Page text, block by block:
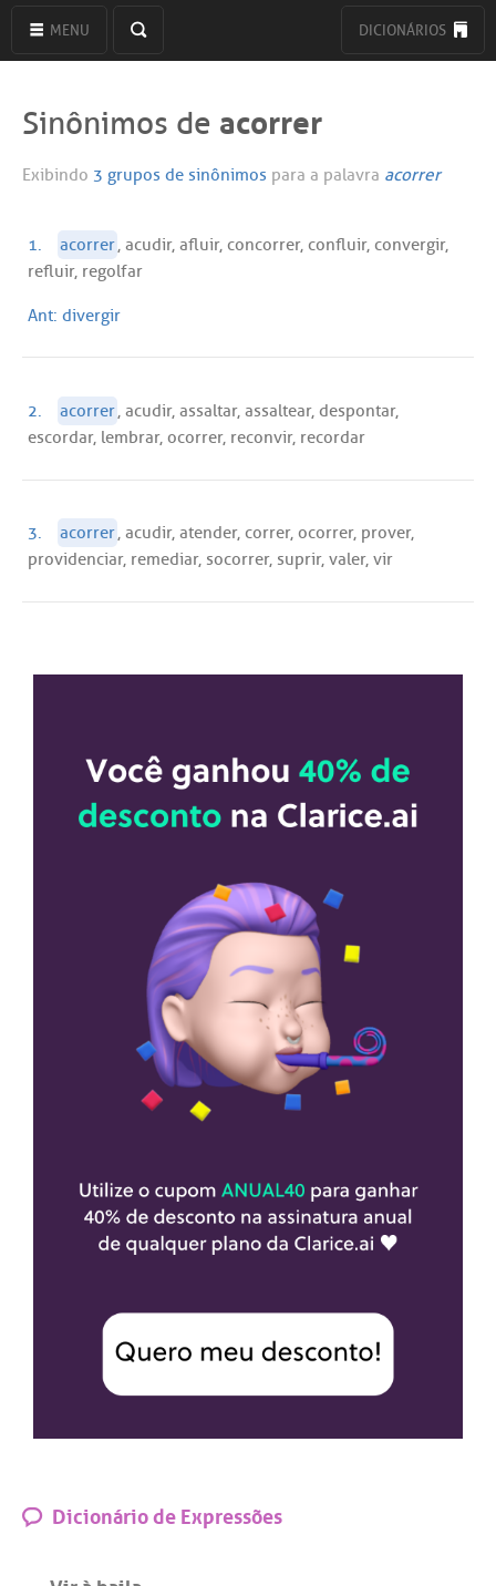
MENU DICIONÁRIOS
Sinônimos de acorrer
Exibindo 3 grupos de sinônimos para a palavra acorrer
1. acorrer, acudir, afluir, concorrer, confluir, convergir,
refluir, regolfar
Ant: divergir
2. acorrer, acudir, assaltar, assaltear, despontar,
escordar, lembrar, ocorrer, reconvir, recordar
3. acorrer, acudir, atender, correr, ocorrer, prover,
providenciar, remediar, socorrer, suprir, valer, vir
Dicionário de Expressões